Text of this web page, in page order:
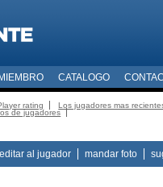
MIEMBRO CATALOGO
rating
Los jugadores mas
de jugadores
editar al jugador mandar foto